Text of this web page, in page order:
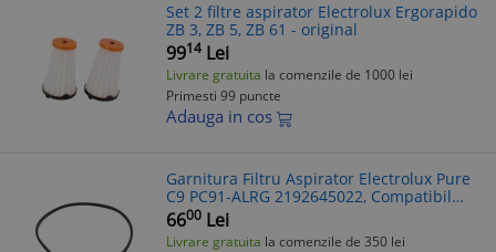
Set 2 filtre aspirator Electrolux Ergorapido
ZB 3, ZB 5, ZB 61 - original
9914 Lei
Livrare gratuita la comenzile de 1000 lei
Primesti 99 puncte
Adauga in cos
Garnitura Filtru Aspirator Electrolux Pure
C9 PC91-ALRG 2192645022, Compatibil
Diverse Modele
6600 Lei
Livrare gratuita la comenzile de 350 lei